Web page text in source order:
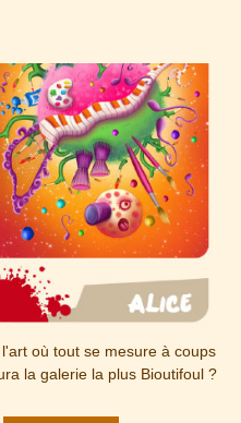
où tout se mesure à coups
la galerie la plus Bioutifoul ?